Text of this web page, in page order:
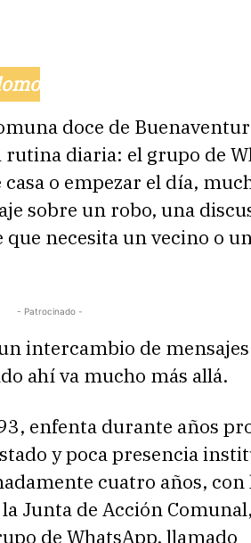
doce de
rutina diaria: el grupo de
o empezar el día,
sobre un robo, una
necesita un vecino o
- Patrocinado -
intercambio de
ahí va mucho más allá.
enfenta durante años
y poca presencia
cuatro años, con
Junta de Acción
de WhatsApp, llamado